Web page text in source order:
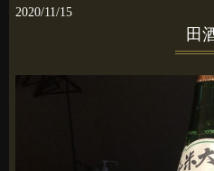
2020/11/15
田